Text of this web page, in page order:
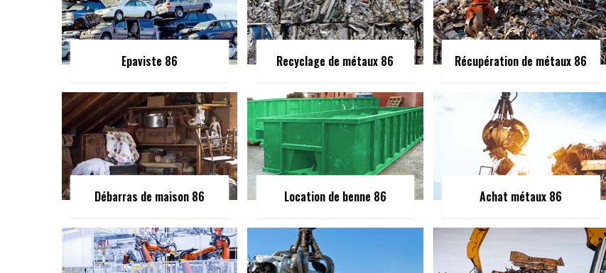
Epaviste 86 Recyclage de métaux 86 Récupération de métaux 86
Débarras de maison 86 Location de benne 86 Achat métaux 86